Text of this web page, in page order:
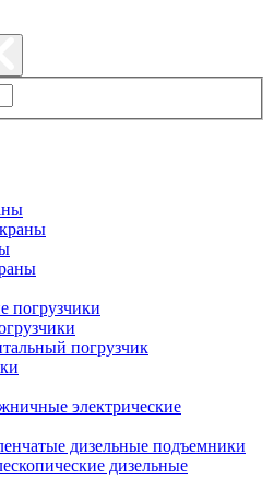
погрузчики
погрузчик
электрические
дизельные подъемники
дизельные